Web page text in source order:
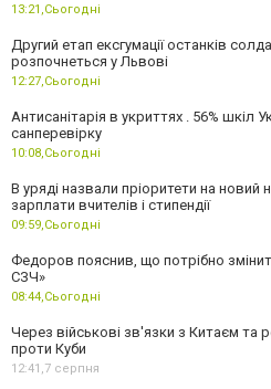
13:21,Сьогодні
Другий етап ексгумації останків
розпочнеться у Львові
12:27,Сьогодні
Антисанітарія в укриттях . 56% шкіл
санперевірку
10:08,Сьогодні
В уряді назвали пріоритети на новий
зарплати вчителів і стипендії
09:59,Сьогодні
Федоров пояснив, що потрібно
СЗЧ»
08:44,Сьогодні
Через військові зв'язки з Китаєм та
проти Куби
12:41,7 серпня